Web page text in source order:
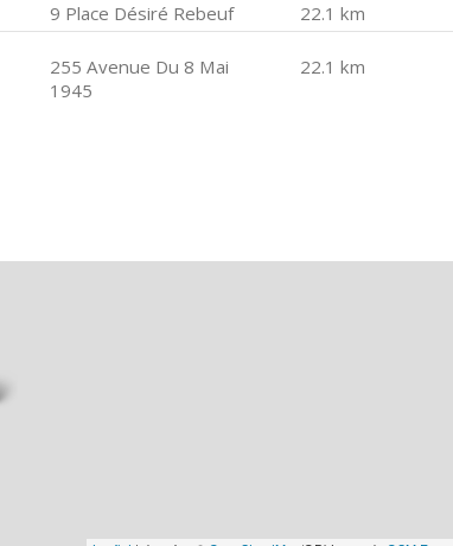
9 Place Désiré Rebeuf 22.1 km
255 Avenue Du 8 Mai
1945
22.1 km